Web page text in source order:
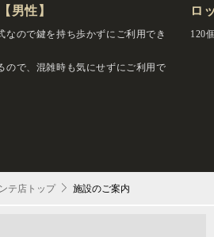
男性】
なので鍵を持ち歩かずにご利用でき
ので、混雑時も気にせずにご利用で
ロ
120
テ店トップ 施設のご案内